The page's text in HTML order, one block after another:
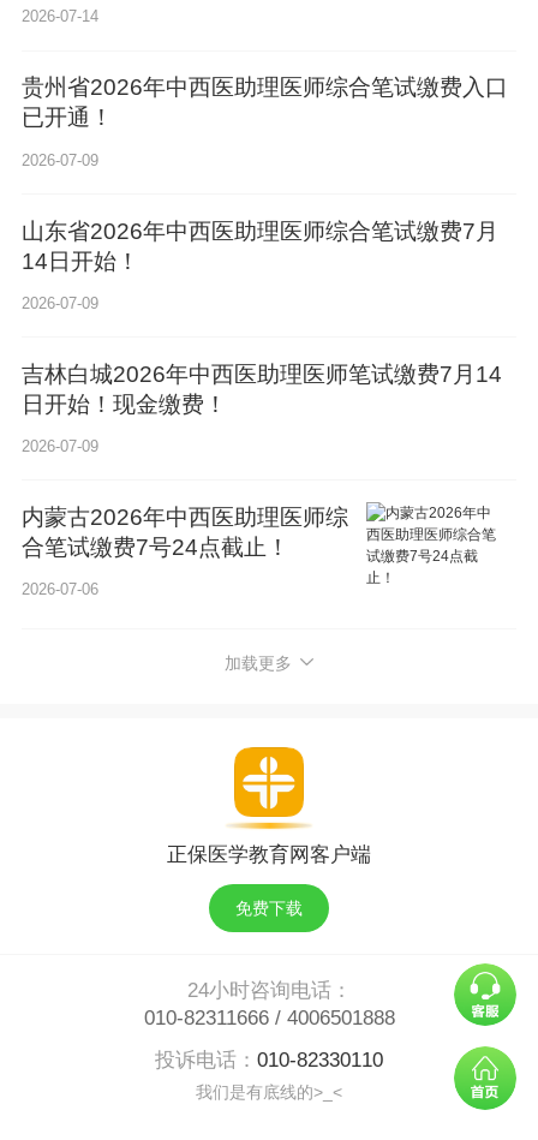
已开通！
2026-07-09
14日开始！
2026-07-09
日开始！现金缴费！
2026-07-09
合笔试缴费7号24点截止！
2026-07-06
正保医学教育网客户端
免费下载
投诉电话：010-82330110
我们是有底线的>_<